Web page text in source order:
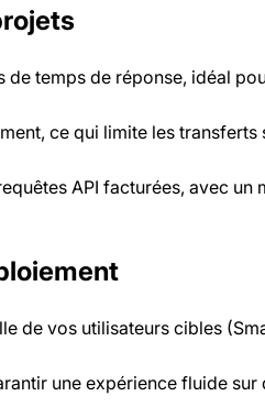
de temps de réponse, idéal
ce qui limite les transferts
API facturées, avec un
de vos utilisateurs cibles
une expérience fluide sur